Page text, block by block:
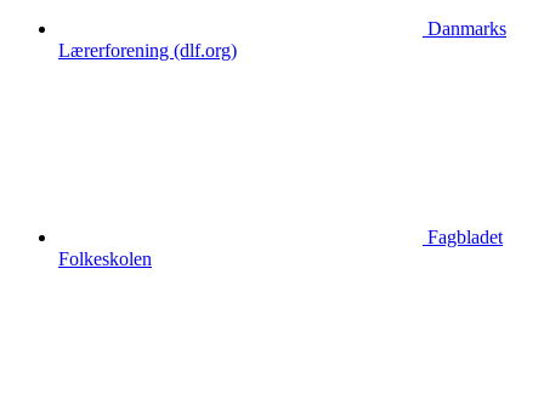
Danmarks
Lærerforening (dlf.org)
Fagbladet
Folkeskolen